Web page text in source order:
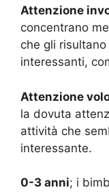
Attenzione
concentrano
che gli
interessanti,
Attenzione
la dovuta
attività che
interessante.
0-3 anni; i